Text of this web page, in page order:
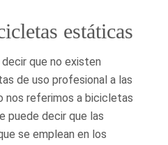
estáticas
que no existen
de uso profesional a las
nos referimos a bicicletas
puede decir que las
se emplean en los